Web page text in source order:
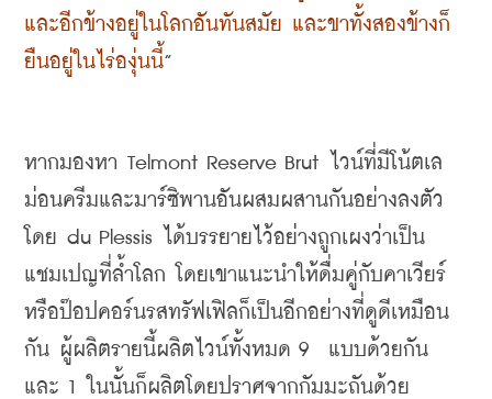
และอีกข้างอยู่ในโลกอันทันสมัย และขาทั้งสองข้างก็
ยืนอยู่ในไร่องุ่นนี้”
หากมองหา Telmont Reserve Brut
ไวน์ที่มีโน้ตเล
ม่อนครีมและมาร์ซิพานอันผสมผสานกันอย่างลงตัว
โดย du Plessis
ได้บรรยายไว้อย่างถูกเผงว่าเป็น
แชมเปญที่ล้ำโลก โดยเขาแนะนำให้ดื่มคู่กับคาเวียร์
หรือป๊อปคอร์นรสทรัฟเฟิลก็เป็นอีกอย่างที่ดูดีเหมือน
กัน ผู้ผลิตรายนี้ผลิตไวน์ทั้งหมด 9 แบบด้วยกัน
และ 1 ในนั้นก็ผลิตโดยปราศจากกัมมะถันด้วย